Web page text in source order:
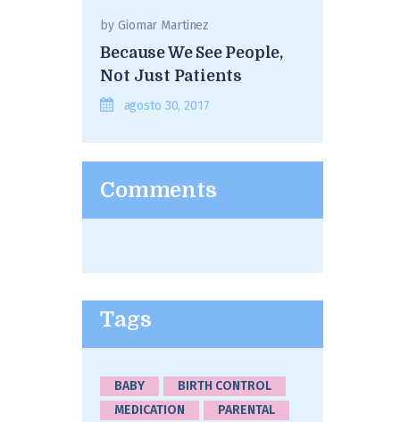
byGiomar Martinez
Because We See People,
Not Just Patients
agosto 30, 2017
Comments
Tags
BABY
BIRTH CONTROL
MEDICATION
PARENTAL